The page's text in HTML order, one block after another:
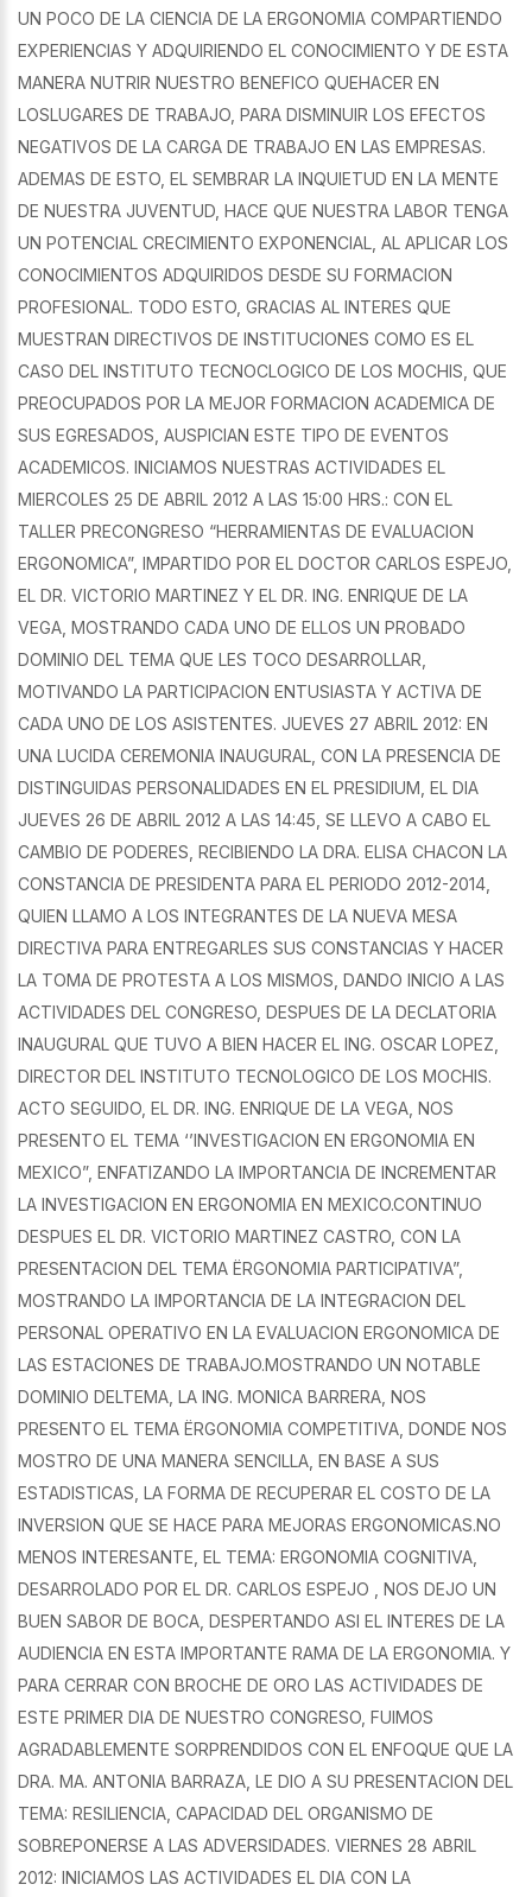
UN POCO DE LA CIENCIA DE LA ERGONOMIA COMPARTIENDO
EXPERIENCIAS Y ADQUIRIENDO EL CONOCIMIENTO Y DE ESTA
MANERA NUTRIR NUESTRO BENEFICO QUEHACER EN
LOSLUGARES DE TRABAJO, PARA DISMINUIR LOS EFECTOS
NEGATIVOS DE LA CARGA DE TRABAJO EN LAS EMPRESAS.
ADEMAS DE ESTO, EL SEMBRAR LA INQUIETUD EN LA MENTE
DE NUESTRA JUVENTUD, HACE QUE NUESTRA LABOR TENGA
UN POTENCIAL CRECIMIENTO EXPONENCIAL, AL APLICAR LOS
CONOCIMIENTOS ADQUIRIDOS DESDE SU FORMACION
PROFESIONAL. TODO ESTO, GRACIAS AL INTERES QUE
MUESTRAN DIRECTIVOS DE INSTITUCIONES COMO ES EL
CASO DEL INSTITUTO TECNOCLOGICO DE LOS MOCHIS, QUE
PREOCUPADOS POR LA MEJOR FORMACION ACADEMICA DE
SUS EGRESADOS, AUSPICIAN ESTE TIPO DE EVENTOS
ACADEMICOS. INICIAMOS NUESTRAS ACTIVIDADES EL
MIERCOLES 25 DE ABRIL 2012 A LAS 15:00 HRS.: CON EL
TALLER PRECONGRESO “HERRAMIENTAS DE EVALUACION
ERGONOMICA”, IMPARTIDO POR EL DOCTOR CARLOS ESPEJO,
EL DR. VICTORIO MARTINEZ Y EL DR. ING. ENRIQUE DE LA
VEGA, MOSTRANDO CADA UNO DE ELLOS UN PROBADO
DOMINIO DEL TEMA QUE LES TOCO DESARROLLAR,
MOTIVANDO LA PARTICIPACION ENTUSIASTA Y ACTIVA DE
CADA UNO DE LOS ASISTENTES. JUEVES 27 ABRIL 2012: EN
UNA LUCIDA CEREMONIA INAUGURAL, CON LA PRESENCIA DE
DISTINGUIDAS PERSONALIDADES EN EL PRESIDIUM, EL DIA
JUEVES 26 DE ABRIL 2012 A LAS 14:45, SE LLEVO A CABO EL
CAMBIO DE PODERES, RECIBIENDO LA DRA. ELISA CHACON LA
CONSTANCIA DE PRESIDENTA PARA EL PERIODO 2012-2014,
QUIEN LLAMO A LOS INTEGRANTES DE LA NUEVA MESA
DIRECTIVA PARA ENTREGARLES SUS CONSTANCIAS Y HACER
LA TOMA DE PROTESTA A LOS MISMOS, DANDO INICIO A LAS
ACTIVIDADES DEL CONGRESO, DESPUES DE LA DECLATORIA
INAUGURAL QUE TUVO A BIEN HACER EL ING. OSCAR LOPEZ,
DIRECTOR DEL INSTITUTO TECNOLOGICO DE LOS MOCHIS.
ACTO SEGUIDO, EL DR. ING. ENRIQUE DE LA VEGA, NOS
PRESENTO EL TEMA ‘’INVESTIGACION EN ERGONOMIA EN
MEXICO”, ENFATIZANDO LA IMPORTANCIA DE INCREMENTAR
LA INVESTIGACION EN ERGONOMIA EN MEXICO.CONTINUO
DESPUES EL DR. VICTORIO MARTINEZ CASTRO, CON LA
PRESENTACION DEL TEMA ËRGONOMIA PARTICIPATIVA”,
MOSTRANDO LA IMPORTANCIA DE LA INTEGRACION DEL
PERSONAL OPERATIVO EN LA EVALUACION ERGONOMICA DE
LAS ESTACIONES DE TRABAJO.MOSTRANDO UN NOTABLE
DOMINIO DELTEMA, LA ING. MONICA BARRERA, NOS
PRESENTO EL TEMA ËRGONOMIA COMPETITIVA, DONDE NOS
MOSTRO DE UNA MANERA SENCILLA, EN BASE A SUS
ESTADISTICAS, LA FORMA DE RECUPERAR EL COSTO DE LA
INVERSION QUE SE HACE PARA MEJORAS ERGONOMICAS.NO
MENOS INTERESANTE, EL TEMA: ERGONOMIA COGNITIVA,
DESARROLADO POR EL DR. CARLOS ESPEJO , NOS DEJO UN
BUEN SABOR DE BOCA, DESPERTANDO ASI EL INTERES DE LA
AUDIENCIA EN ESTA IMPORTANTE RAMA DE LA ERGONOMIA. Y
PARA CERRAR CON BROCHE DE ORO LAS ACTIVIDADES DE
ESTE PRIMER DIA DE NUESTRO CONGRESO, FUIMOS
AGRADABLEMENTE SORPRENDIDOS CON EL ENFOQUE QUE LA
DRA. MA. ANTONIA BARRAZA, LE DIO A SU PRESENTACION DEL
TEMA: RESILIENCIA, CAPACIDAD DEL ORGANISMO DE
SOBREPONERSE A LAS ADVERSIDADES. VIERNES 28 ABRIL
2012: INICIAMOS LAS ACTIVIDADES EL DIA CON LA